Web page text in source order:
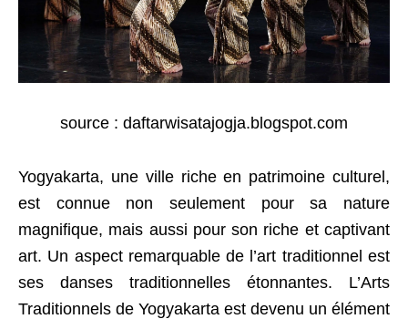
source : daftarwisatajogja.blogspot.com
Yogyakarta, une ville riche en patrimoine culturel,
est connue non seulement pour sa nature
magnifique, mais aussi pour son riche et captivant
art. Un aspect remarquable de l’art traditionnel est
ses danses traditionnelles étonnantes. L’Arts
Traditionnels de Yogyakarta est devenu un élément